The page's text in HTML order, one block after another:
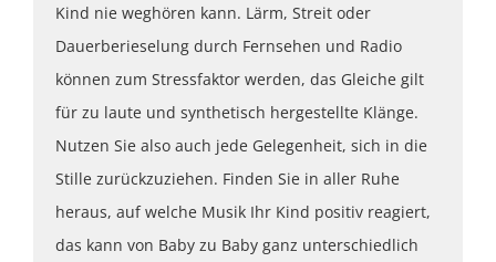
Kind nie weghören kann. Lärm, Streit oder
Dauerberieselung durch Fernsehen und Radio
können zum Stressfaktor werden, das Gleiche gilt
für zu laute und synthetisch hergestellte Klänge.
Nutzen Sie also auch jede Gelegenheit, sich in die
Stille zurückzuziehen. Finden Sie in aller Ruhe
heraus, auf welche Musik Ihr Kind positiv reagiert,
das kann von Baby zu Baby ganz unterschiedlich